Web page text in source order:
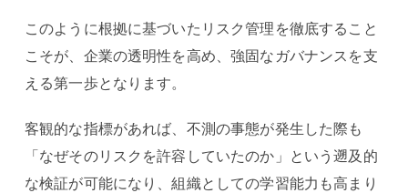
このように根拠に基づいたリスク管理を徹底すること
こそが、企業の透明性を高め、強固なガバナンスを支
える第一歩となります。
客観的な指標があれば、不測の事態が発生した際も
「なぜそのリスクを許容していたのか」という遡及的
な検証が可能になり、組織としての学習能力も高まり